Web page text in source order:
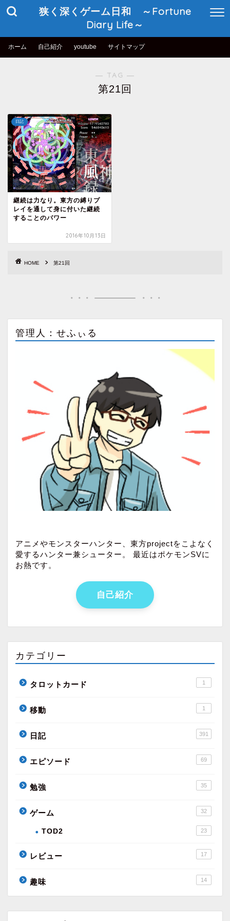
狭く深くゲーム日和 ～Fortune
Diary Life～
ホーム 自己紹介 youtube サイトマップ
― TAG ―
第21回
日記
継続は力なり。東方の縛りプ
レイを通して身に付いた継続
することのパワー
2016年10月13日
HOME 第21回
管理人：せふぃる
アニメやモンスターハンター、東方projectをこよなく
愛するハンター兼シューター。 最近はポケモンSVに
お熱です。
自己紹介
カテゴリー
タロットカード 1
移動 1
日記 391
エピソード 69
勉強 35
ゲーム 32
TOD2 23
レビュー 17
趣味 14